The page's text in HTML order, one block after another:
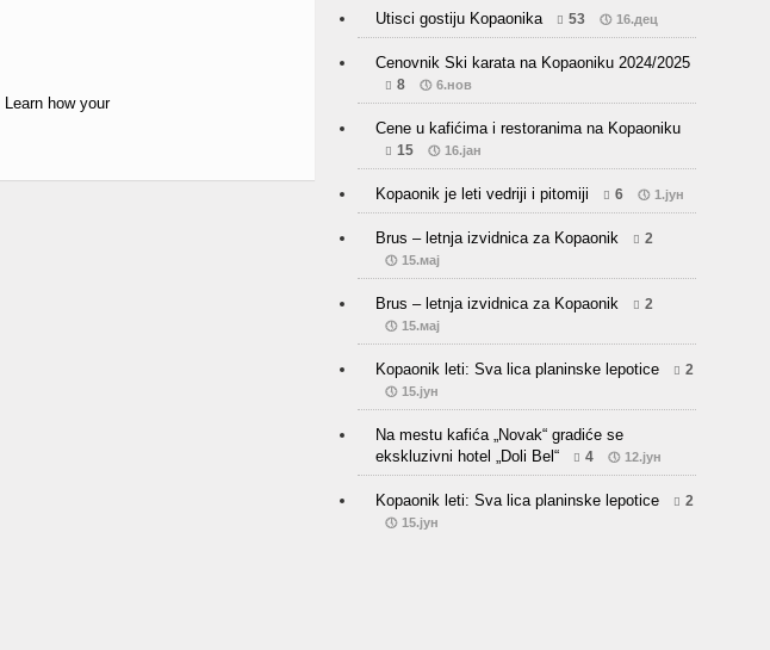
Learn how your
Najposećeniji članci
Utisci gostiju Kopaonika 53 16.дец
8 6.нов
15 16.јан
Kopaonik je leti vedriji i pitomiji 6
15.мај
15.мај
15.јун
ekskluzivni hotel „Doli Bel“
4 12.јун